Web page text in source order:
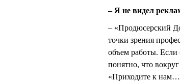
– Я не видел
– «Продюсерский
точки зрения
объем работы. Если
понятно, что
«Приходите к